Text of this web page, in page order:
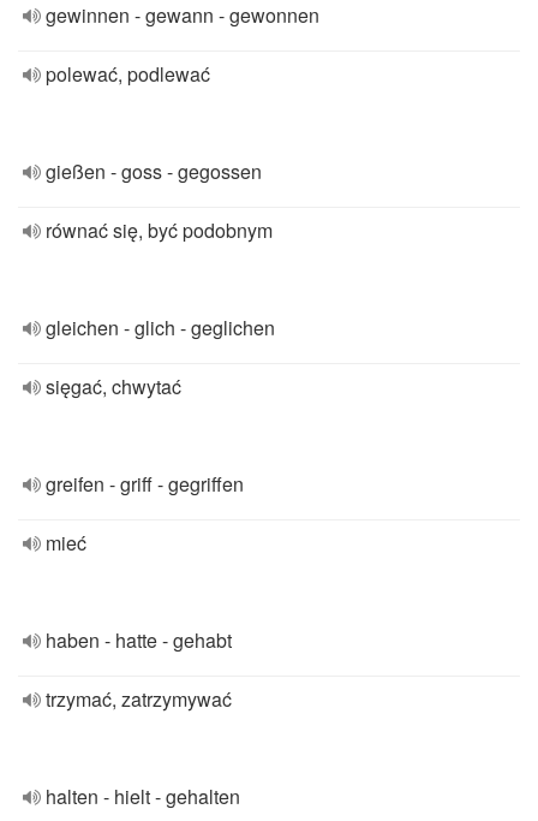
gewinnen - gewann - gewonnen
polewać, podlewać
gießen - goss - gegossen
równać się, być podobnym
gleichen - glich - geglichen
sięgać, chwytać
greifen - griff - gegriffen
mieć
haben - hatte - gehabt
trzymać, zatrzymywać
halten - hielt - gehalten